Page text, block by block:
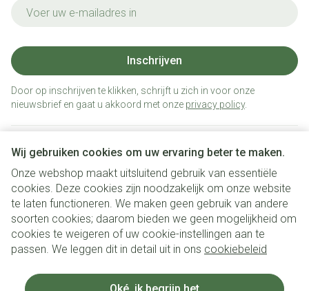
Wij gebruiken cookies om uw ervaring beter te maken.
Onze webshop maakt uitsluitend gebruik van essentiële
cookies. Deze cookies zijn noodzakelijk om onze website
te laten functioneren. We maken geen gebruik van andere
soorten cookies; daarom bieden we geen mogelijkheid om
cookies te weigeren of uw cookie-instellingen aan te
passen. We leggen dit in detail uit in ons cookiebeleid
Inschrijven
Door op inschrijven te klikken, schrijft u zich in voor onze
nieuwsbrief en gaat u akkoord met onze privacy policy.
Juridische links